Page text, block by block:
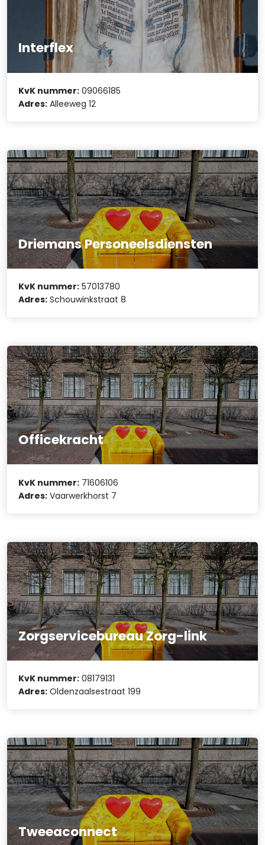
Interflex
KvK nummer: 09066185
Adres: Alleeweg 12
Driemans Personeelsdiensten
KvK nummer: 57013780
Adres: Schouwinkstraat 8
Officekracht
KvK nummer: 71606106
Adres: Vaarwerkhorst 7
Zorgservicebureau Zorg-link
KvK nummer: 08179131
Adres: Oldenzaalsestraat 199
Tweeaconnect